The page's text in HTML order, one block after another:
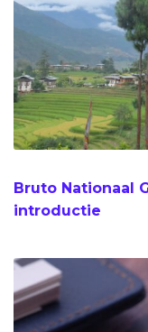
Bruto Nationaal
introductie